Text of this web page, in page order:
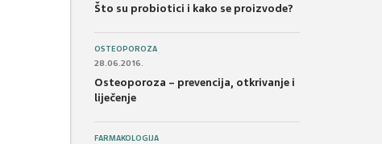
Što su probiotici i kako se proizvode?
OSTEOPOROZA
28.06.2016.
Osteoporoza – prevencija, otkrivanje i
liječenje
FARMAKOLOGIJA